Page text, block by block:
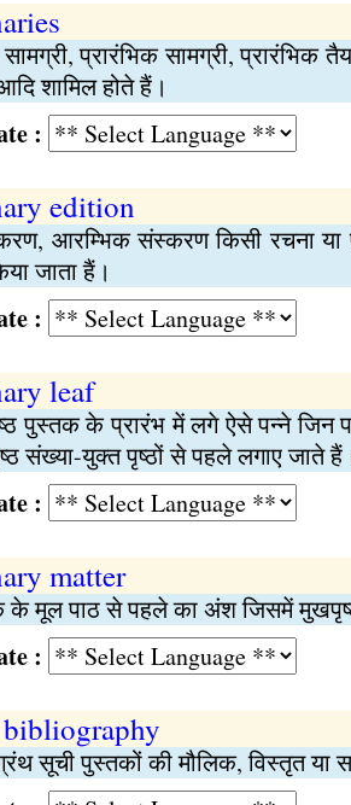
सामग्री, प्रारंभिक सामग्री,
शामिल होते हैं।
:
edition
आरम्भिक संस्करण किसी रचना
जाता हैं।
:
leaf
पुस्तक के प्रारंभ में लगे ऐसे पन्ने जिन
संख्या-युक्त पृष्ठों से पहले लगाए जाते
:
matter
के मूल पाठ से पहले का अंश जिसमें
:
सूची पुस्तकों की मौलिक, विस्तृत या